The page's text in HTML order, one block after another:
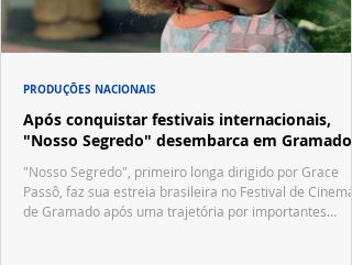
Após conquistar festivais internacionais,
"Nosso Segredo" desembarca em Gramado
"Nosso Segredo", primeiro longa dirigido por Grace
Passô, faz sua estreia brasileira no Festival de Cinema
de Gramado após uma trajetória por importantes
PRODUÇÕES NACIONAIS